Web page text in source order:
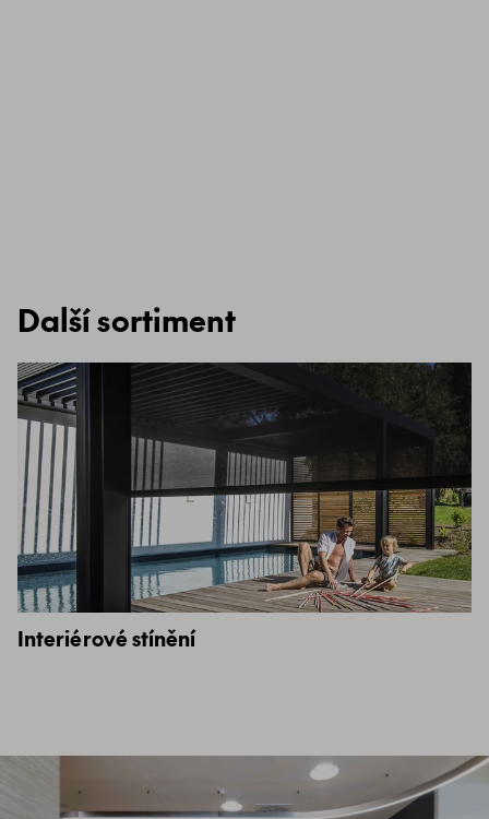
Další sortiment
Interiérové stínění